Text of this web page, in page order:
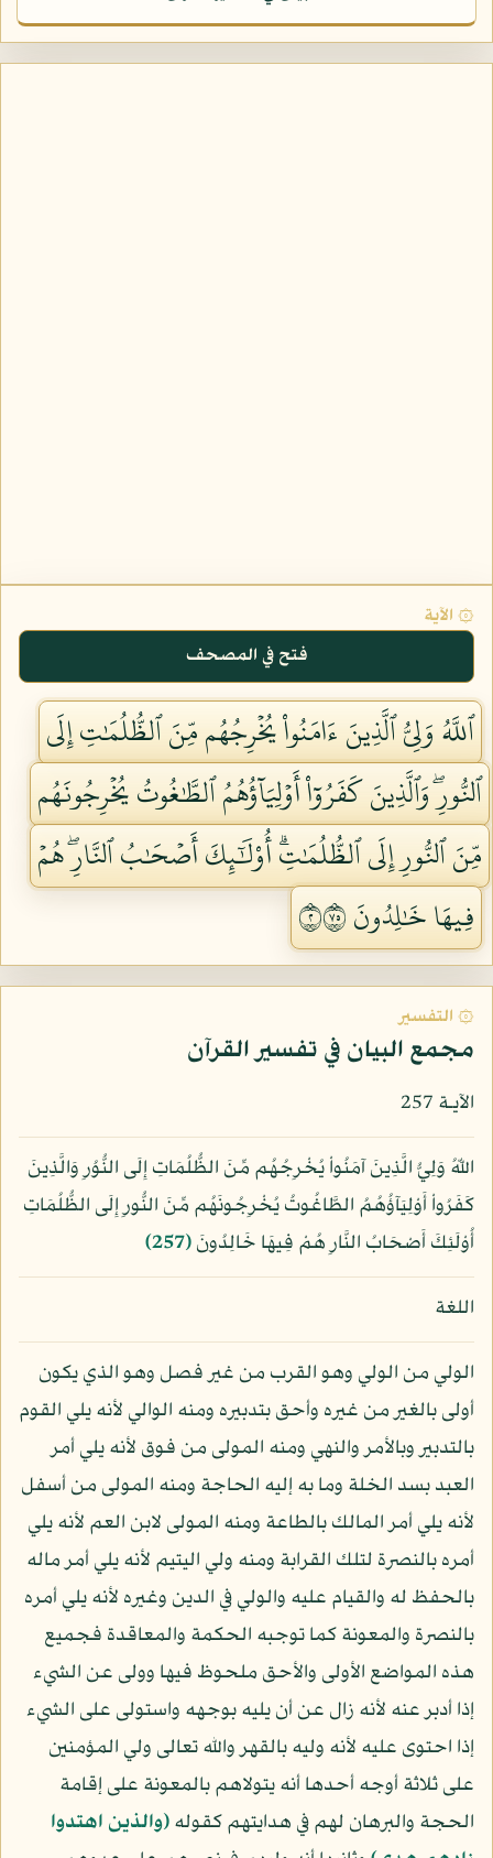
۞ الآية
فتح في المصحف
ٱللَّهُ وَلِيُّ ٱلَّذِينَ ءَامَنُواْ يُخۡرِجُهُم مِّنَ ٱلظُّلُمَٰتِ إِلَى
ٱلنُّورِۖ وَٱلَّذِينَ كَفَرُوٓاْ أَوۡلِيَآؤُهُمُ ٱلطَّٰغُوتُ يُخۡرِجُونَهُم
مِّنَ ٱلنُّورِ إِلَى ٱلظُّلُمَٰتِۗ أُوْلَٰٓئِكَ أَصۡحَٰبُ ٱلنَّارِۖ هُمۡ
فِيهَا خَٰلِدُونَ ٢٥٧
۞ التفسير
مجمع البيان في تفسير القرآن
الآيـة 257
اللّهُ وَلِيُّ الَّذِينَ آمَنُواْ يُخْرِجُهُم مِّنَ الظُّلُمَاتِ إِلَى النُّوُرِ وَالَّذِينَ
كَفَرُواْ أَوْلِيَآؤُهُمُ الطَّاغُوتُ يُخْرِجُونَهُم مِّنَ النُّورِ إِلَى الظُّلُمَاتِ
أُوْلَئِكَ أَصْحَابُ النَّارِ هُمْ فِيهَا خَالِدُونَ﴿257﴾
اللغة
الولي من الولي وهو القرب من غير فصل وهو الذي يكون
أولى بالغير من غيره وأحق بتدبيره ومنه الوالي لأنه يلي القوم
بالتدبير وبالأمر والنهي ومنه المولى من فوق لأنه يلي أمر
العبد بسد الخلة وما به إليه الحاجة ومنه المولى من أسفل
لأنه يلي أمر المالك بالطاعة ومنه المولى لابن العم لأنه يلي
أمره بالنصرة لتلك القرابة ومنه ولي اليتيم لأنه يلي أمر ماله
بالحفظ له والقيام عليه والولي في الدين وغيره لأنه يلي أمره
بالنصرة والمعونة كما توجبه الحكمة والمعاقدة فجميع
هذه المواضع الأولى والأحق ملحوظ فيها وولى عن الشيء
إذا أدبر عنه لأنه زال عن أن يليه بوجهه واستولى على الشيء
إذا احتوى عليه لأنه وليه بالقهر والله تعالى ولي المؤمنين
على ثلاثة أوجه أحدها أنه يتولاهم بالمعونة على إقامة
الحجة والبرهان لهم في هدايتهم كقوله﴿والذين اهتدوا